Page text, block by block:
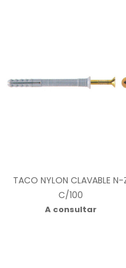
TACO NYLON CLAVABLE N-
C/100
A consultar